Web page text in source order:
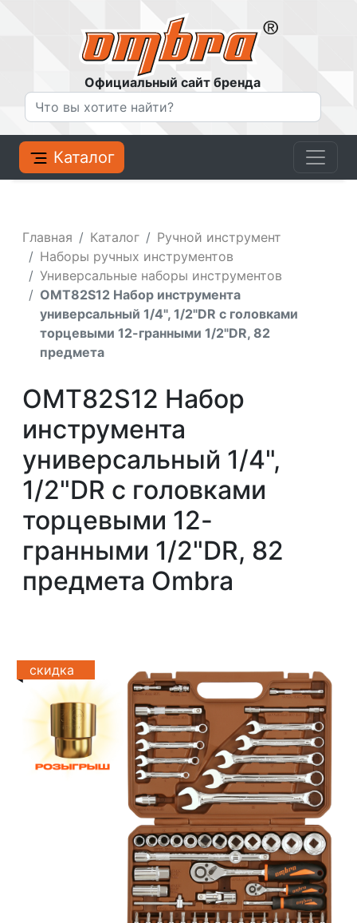
Официальный сайт бренда
Каталог
Главная Каталог
Ручной инструмент
Наборы ручных инструментов
Универсальные наборы инструментов
OMT82S12 Набор инструмента
универсальный 1/4", 1/2"DR с головками
торцевыми 12-гранными 1/2"DR, 82
предмета
OMT82S12 Набор
инструмента
универсальный 1/4",
1/2"DR с головками
торцевыми 12-
гранными 1/2"DR, 82
предмета Ombra
скидка